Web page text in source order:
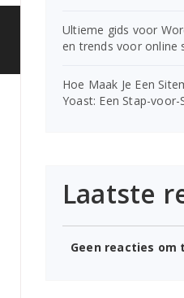
Ultieme gids voor
en trends voor online
Hoe Maak Je Een
Yoast: Een Stap-voor-
Laatste
Geen reacties om